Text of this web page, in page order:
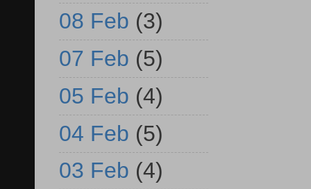
08 Feb (3)
07 Feb (5)
05 Feb (4)
04 Feb (5)
03 Feb (4)